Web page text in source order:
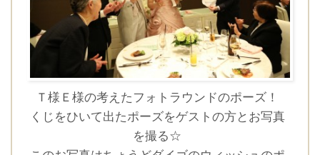
Ｔ様Ｅ様の考えたフォトラウンドのポーズ！
くじをひいて出たポーズをゲストの方とお写真
を撮る☆